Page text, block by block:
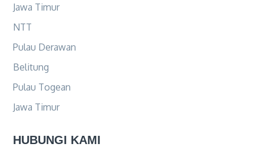
Jawa Timur
NTT
Pulau Derawan
Belitung
Pulau Togean
Jawa Timur
HUBUNGI KAMI